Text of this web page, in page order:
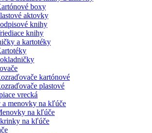
boxy
aktovky
knihy
knihy
a kartotéky
kartónové
plastové
vrecká
a menovky na kľúče
na kľúče
na kľúče